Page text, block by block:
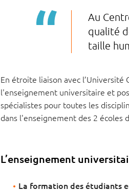
Au
qualité
taille
En étroite liaison avec l’Université
l'enseignement universitaire et
spécialistes pour toutes les
dans l'enseignement des 2 écoles
L’enseignement
La formation des étudiants